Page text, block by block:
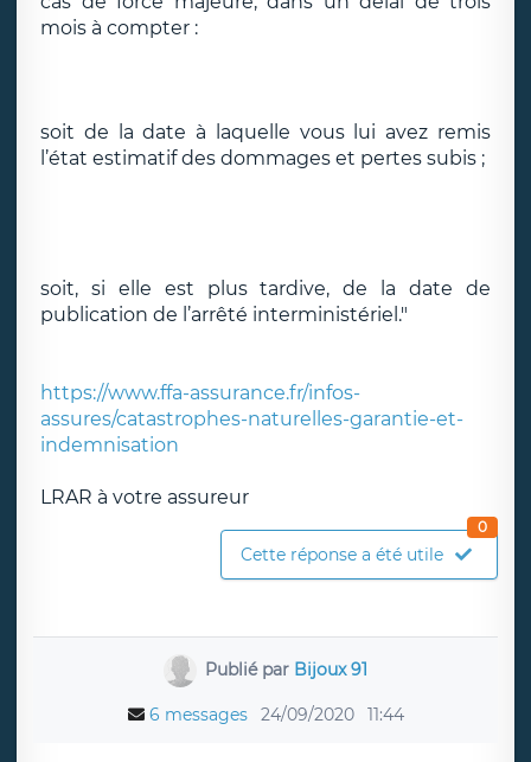
mois à compter :
soit de la date à laquelle vous lui avez remis
l’état estimatif des dommages et pertes subis ;
soit, si elle est plus tardive, de la date de
publication de l’arrêté interministériel."
https://www.ffa-assurance.fr/infos-
assures/catastrophes-naturelles-garantie-et-
indemnisation
LRAR à votre assureur
Cette réponse a été utile
0
Publié par Bijoux 91
6 messages 24/09/2020 11:44